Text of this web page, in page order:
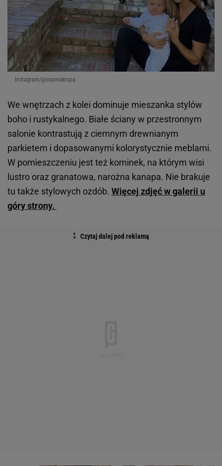
Instagram/@joannakrupa
We wnętrzach z kolei dominuje mieszanka stylów
boho i rustykalnego. Białe ściany w przestronnym
salonie kontrastują z ciemnym drewnianym
parkietem i dopasowanymi kolorystycznie meblami.
W pomieszczeniu jest też kominek, na którym wisi
lustro oraz granatowa, narożna kanapa. Nie brakuje
tu także stylowych ozdób. Więcej zdjęć w galerii u
góry strony.